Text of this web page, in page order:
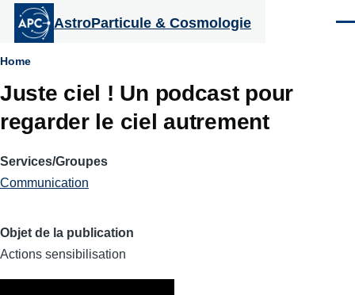
Aller au contenu principal
AstroParticule & Cosmologie
Fil
d'Ariane
Home
Juste ciel ! Un podcast pour
regarder le ciel autrement
Services/Groupes
Communication
Objet de la publication
Actions sensibilisation